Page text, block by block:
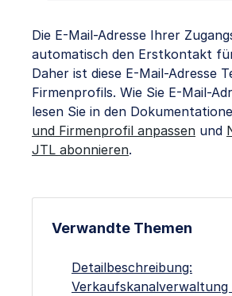
Die E-Mail-Adresse Ihrer
automatisch den Erstkontakt
Daher ist diese E-Mail-Adresse
Firmenprofils. Wie Sie E-Mail-
lesen Sie in den
und Firmenprofil anpassen und
JTL abonnieren.
Verwandte Themen
Detailbeschreibung: